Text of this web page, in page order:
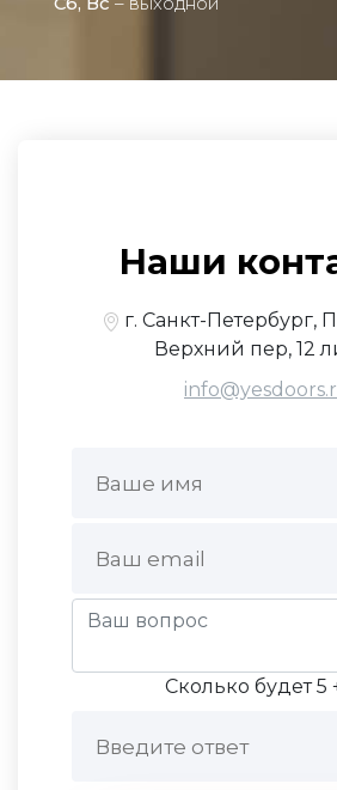
Наши
г. Санкт-Петербург,
Верхний пер, 12
Сколько будет 5